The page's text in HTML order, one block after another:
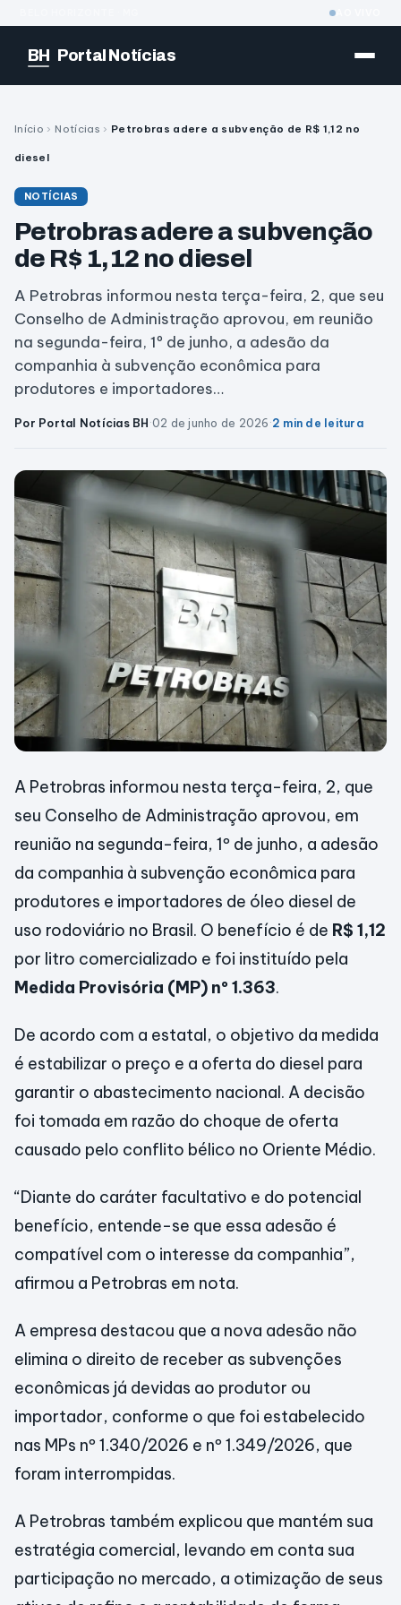
BH Portal Notícias
Início › Notícias › Petrobras adere a subvenção de R$ 1,12 no
diesel
NOTÍCIAS
Petrobras adere a subvenção
de R$ 1,12 no diesel
A Petrobras informou nesta terça-feira, 2, que seu
Conselho de Administração aprovou, em reunião
na segunda-feira, 1º de junho, a adesão da
companhia à subvenção econômica para
produtores e importadores…
Por Portal Notícias BH·02 de junho de 2026·2 min de leitura
A Petrobras informou nesta terça-feira, 2, que
seu Conselho de Administração aprovou, em
reunião na segunda-feira, 1º de junho, a adesão
da companhia à subvenção econômica para
produtores e importadores de óleo diesel de
uso rodoviário no Brasil. O benefício é de R$ 1,12
por litro comercializado e foi instituído pela
Medida Provisória (MP) nº 1.363.
De acordo com a estatal, o objetivo da medida
é estabilizar o preço e a oferta do diesel para
garantir o abastecimento nacional. A decisão
foi tomada em razão do choque de oferta
causado pelo conflito bélico no Oriente Médio.
“Diante do caráter facultativo e do potencial
benefício, entende-se que essa adesão é
compatível com o interesse da companhia”,
afirmou a Petrobras em nota.
A empresa destacou que a nova adesão não
elimina o direito de receber as subvenções
econômicas já devidas ao produtor ou
importador, conforme o que foi estabelecido
nas MPs nº 1.340/2026 e nº 1.349/2026, que
foram interrompidas.
A Petrobras também explicou que mantém sua
estratégia comercial, levando em conta sua
participação no mercado, a otimização de seus